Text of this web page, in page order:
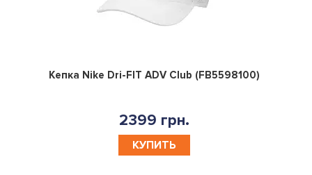
0
Кепка Nike Dri-FIT ADV Club (FB5598100)
2399 грн.
КУПИТЬ